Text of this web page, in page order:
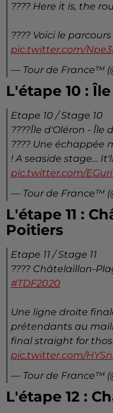
???? Here it is, the
???? Voici le
pic.twitter.com/
— Tour de France™
L'étape 10 :
Etape 10 / Stage 10
????Île d'Oléron - Île
???? Une
! A seaside stage…
pic.twitter.com/
— Tour de France™
L'étape 11 :
Poitiers
Etape 11 / Stage 11
???? Châtelaillon-
#TDF2020
Une ligne droite
prétendants au
final straight for
pic.twitter.com/
— Tour de France™
L'étape 12 :